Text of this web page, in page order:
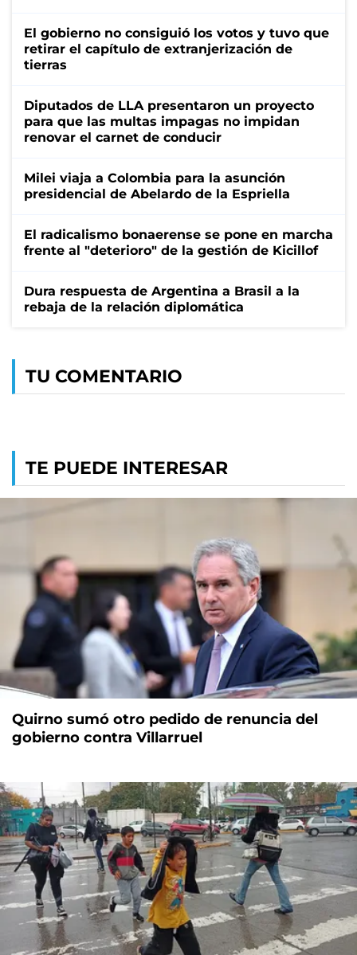
El gobierno no consiguió los votos y tuvo que
retirar el capítulo de extranjerización de
tierras
Diputados de LLA presentaron un proyecto
para que las multas impagas no impidan
renovar el carnet de conducir
Milei viaja a Colombia para la asunción
presidencial de Abelardo de la Espriella
El radicalismo bonaerense se pone en marcha
frente al "deterioro" de la gestión de Kicillof
Dura respuesta de Argentina a Brasil a la
rebaja de la relación diplomática
TU COMENTARIO
TE PUEDE INTERESAR
Quirno sumó otro pedido de renuncia del
gobierno contra Villarruel